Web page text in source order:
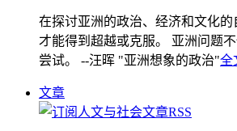
在探讨亚洲的政治、经济和文化
才能得到超越或克服。 亚洲问题
尝试。 --汪晖 "亚洲想象的政治"全
文章